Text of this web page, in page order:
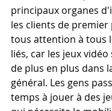
principaux organes
les clients de
tous attention à tous
liés, car les jeux
de plus en plus dans
général. Les gens
temps à jouer à des